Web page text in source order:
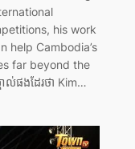
his work
help Cambodia’s
far beyond the
ល់ផងដែរថា Kim…